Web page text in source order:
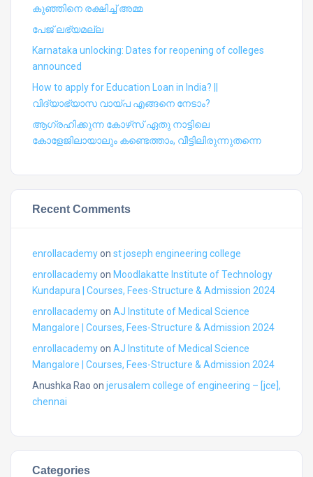
കുഞ്ഞിനെ രക്ഷിച്ച് അമ്മ
പേജ് ലഭ്യമല്ല
Karnataka unlocking: Dates for reopening of colleges
announced
How to apply for Education Loan in India? ||
വിദ്യാഭ്യാസ വായ്പ എങ്ങനെ നേടാം?
ആഗ്രഹിക്കുന്ന കോഴ്‍സ് ഏതു നാട്ടിലെ
കോളേജിലായാലും കണ്ടെത്താം, വീട്ടിലിരുന്നുതന്നെ
Recent Comments
enrollacademyon st joseph engineering college
enrollacademyon Moodlakatte Institute of Technology
Kundapura | Courses, Fees-Structure & Admission 2024
enrollacademyon AJ Institute of Medical Science
Mangalore | Courses, Fees-Structure & Admission 2024
enrollacademyon AJ Institute of Medical Science
Mangalore | Courses, Fees-Structure & Admission 2024
Anushka Rao on jerusalem college of engineering – [jce],
chennai
Categories